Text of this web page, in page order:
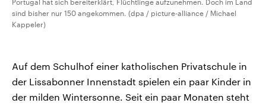
Portugal hat sich bereiterklärt, Flüchtlinge aufzunehmen. Doch im Land
sind bisher nur 150 angekommen. (dpa / picture-alliance / Michael
Kappeler)
Auf dem Schulhof einer katholischen Privatschule in
der Lissabonner Innenstadt spielen ein paar Kinder in
der milden Wintersonne. Seit ein paar Monaten steht